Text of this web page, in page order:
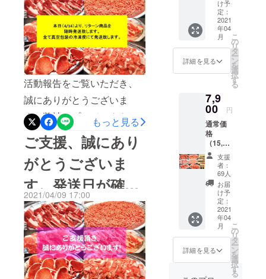
製みそ漬けステーキ」数量
限定販売のプロジェクトが
残り４日で終了となりま
す。おうち時間にぴったり
のこだわりの自家製みそ漬
けステーキに仕上げまし
た。味付けがみそをしっか
りと感じられるのにしつこ
くないように何回も試行錯
誤しました。中々外食がで
きない現在、毎日の食卓を
「焼くだけ！５分で完成！
自家製みそ漬けステーキ」
が彩ります。また、感染症
対策をしっかりと講じたう
えでの自宅ＢＢＱでもお楽
援頂き、誠にありがとうご
ざいました。皆様からの
メッセージに励まされ、リ
ターン商品につきましても
大きさにびっくり！とのお
声や美味しかった！再販リ
クエストします！など嬉し
いお声もたくさんいただき
ました。誠にありがとうご
ざいます。今回、下記にて
新プロジェクトに挑戦して
おります。安心安全な宮崎
県産豚肉を食べて宮崎県畜
産農家を応援してくださ
い！コロナの影響で売上に
大打撃を受けている宮崎県
畜産農家さんを何とか救い
い致します。】
活動報告をご覧いただき、
誠にありがとうございま
す。弊社のプロジェクトに
ご支援頂きました皆様、誠
にありがとうございます。
発送予定日（4/19）よりも
早めに発送準備を進めるこ
とが出来ましたので、本日
より、発送準備が整ったリ
ターン商品を随時発送させ
て頂きます。あらかじめ、
お時間を指定にてご連絡頂
もっと見る
ご支援、誠にあり
がとうございま
す。発送日が確定
致しましたので、
ご報告致します。
2021/04/09 17:00
レター
・豚肉
切り落
とし 1
ｋｇ ・
豚肉
ロース
ｇ ・豚
ミンチ
500ｇ
・豚モ
モスラ
イス500
ｇ ・豚
バラ
（焼肉
用）300
ｇ ・豚
バラ切
り落と
し300ｇ
け予
定：
2021
年04
月
詳細を見る
こ
の
リ
タ
ー
ン
を
選
択
す
る
7,9
00 円
通常価
格
（15,50
0円）よ
り
50％OF
F ・サ
ンクス
レター
・豚肉
切り落
とし 1
ｋｇ ・
豚肉
ロース
用）1ｋ
支援
者：
69人
お届
け予
定：
2021
年04
月
詳細を見る
こ
の
リ
タ
ー
ン
を
選
択
す
る